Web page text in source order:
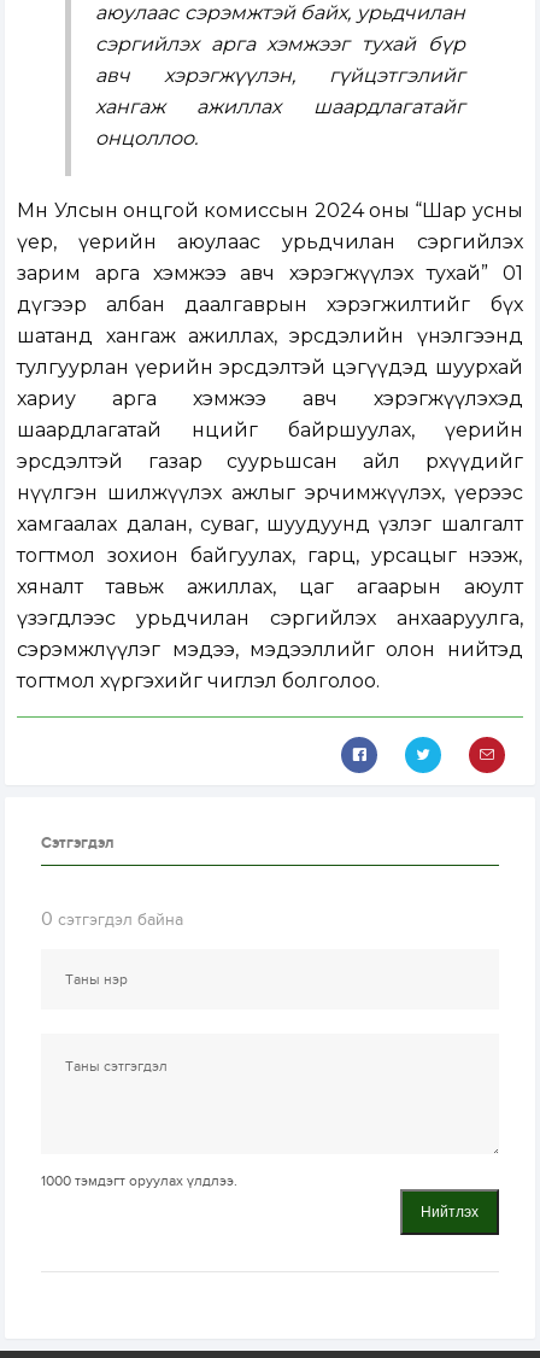
аюулаас сэрэмжтэй байх, урьдчилан
сэргийлэх арга хэмжээг тухай бүр
авч хэрэгжүүлэн, гүйцэтгэлийг
хангаж ажиллах шаардлагатайг
онцоллоо.
Мөн Улсын онцгой комиссын 2024 оны “Шар усны
үер, үерийн аюулаас урьдчилан сэргийлэх
зарим арга хэмжээ авч хэрэгжүүлэх тухай” 01
дүгээр албан даалгаврын хэрэгжилтийг бүх
шатанд хангаж ажиллах, эрсдэлийн үнэлгээнд
тулгуурлан үерийн эрсдэлтэй цэгүүдэд шуурхай
хариу арга хэмжээ авч хэрэгжүүлэхэд
шаардлагатай нөөцийг байршуулах, үерийн
эрсдэлтэй газар суурьшсан айл өрхүүдийг
нүүлгэн шилжүүлэх ажлыг эрчимжүүлэх, үерээс
хамгаалах далан, суваг, шуудуунд үзлэг шалгалт
тогтмол зохион байгуулах, гарц, урсацыг нээж,
хяналт тавьж ажиллах, цаг агаарын аюулт
үзэгдлээс урьдчилан сэргийлэх анхааруулга,
сэрэмжлүүлэг мэдээ, мэдээллийг олон нийтэд
тогтмол хүргэхийг чиглэл болголоо.
Сэтгэгдэл
0 сэтгэгдэл байна
1000 тэмдэгт оруулах үлдлээ.
Нийтлэх